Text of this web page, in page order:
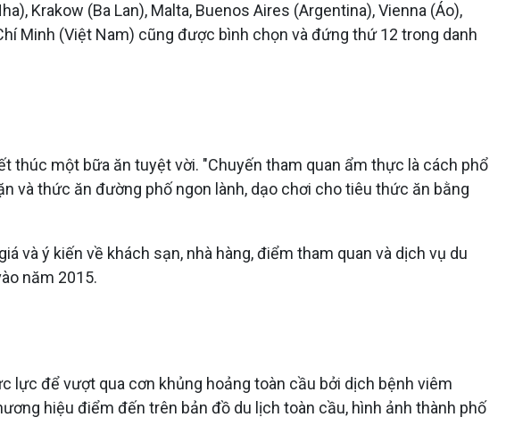
Krakow (Ba Lan), Malta, Buenos Aires (Argentina), Vienna (Áo),
Minh (Việt Nam) cũng được bình chọn và đứng thứ 12 trong danh
thúc một bữa ăn tuyệt vời. "Chuyến tham quan ẩm thực là cách phổ
và thức ăn đường phố ngon lành, dạo chơi cho tiêu thức ăn bằng
và ý kiến về khách sạn, nhà hàng, điểm tham quan và dịch vụ du
năm 2015.
lực để vượt qua cơn khủng hoảng toàn cầu bởi dịch bệnh viêm
hiệu điểm đến trên bản đồ du lịch toàn cầu, hình ảnh thành phố